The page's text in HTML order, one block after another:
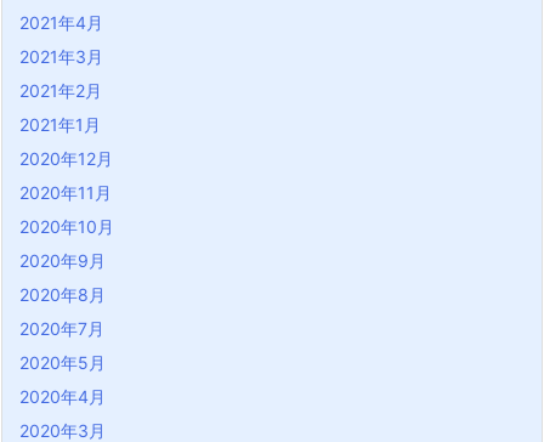
2021年4月
2021年3月
2021年2月
2021年1月
2020年12月
2020年11月
2020年10月
2020年9月
2020年8月
2020年7月
2020年5月
2020年4月
2020年3月